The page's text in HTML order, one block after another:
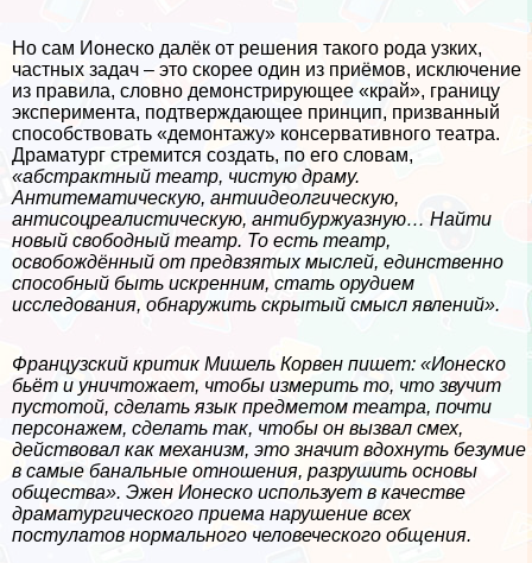
Но сам Ионеско далёк от решения такого рода узких,
частных задач – это скорее один из приёмов, исключение
из правила, словно демонстрирующее «край», границу
эксперимента, подтверждающее принцип, призванный
способствовать «демонтажу» консервативного театра.
Драматург стремится создать, по его словам,
«абстpaктный театр, чистую драму.
Антитематическую, антиидеолгическую,
антисоцреалистическую, антибуржуазную… Найти
новый свободный театр. То есть театр,
освобождённый от предвзятых мыслей, единственно
способный быть искренним, стать орудием
исследования, обнаружить скрытый смысл явлений».
Французский критик Мишель Корвен пишет: «Ионеско
бьёт и уничтожает, чтобы измерить то, что звучит
пустотой, сделать язык предметом театра, почти
персонажем, сделать так, чтобы он вызвал смех,
действовал как механизм, это значит вдохнуть безумие
в самые бaнaльные отношения, разрушить основы
общества». Эжен Ионеско использует в качестве
драматургического приема нарушение всех
постулатов нормального человеческого общения.